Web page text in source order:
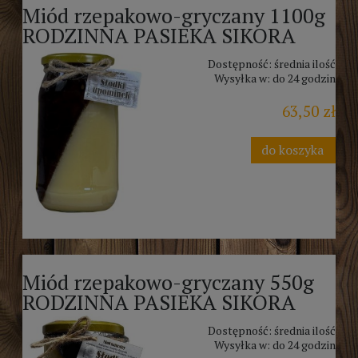
Miód rzepakowo-gryczany 1100g
RODZINNA PASIEKA SIKORA
Dostępność: średnia ilość
Wysyłka w: do 24 godzin
63,50 zł
do koszyka
Miód rzepakowo-gryczany 550g
RODZINNA PASIEKA SIKORA
Dostępność: średnia ilość
Wysyłka w: do 24 godzin